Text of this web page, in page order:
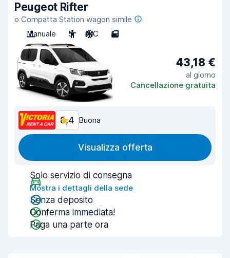
Peugeot Rifter
o Compatta Station wagon simile
Manuale
5 A/C 5
43,18 €
al giorno
Cancellazione gratuita
8,4 Buona
Visualizza offerta
Solo servizio di consegna
Mostra i dettagli della sede
Senza deposito
Conferma immediata!
Paga una parte ora